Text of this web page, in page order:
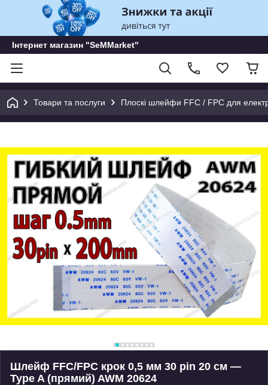
Інтернет магазин "SeMMarket"
Товари та послуги Плоскі шлейфи FFC / FPC для
Шлейф FFC/FPC крок 0,5 мм 30 pin 20 см —
Type A (прямий) AWM 20624